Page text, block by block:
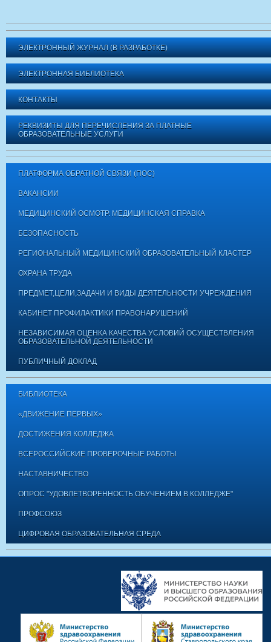
ЭЛЕКТРОННЫЙ ЖУРНАЛ (В РАЗРАБОТКЕ)
ЭЛЕКТРОННАЯ БИБЛИОТЕКА
КОНТАКТЫ
РЕКВИЗИТЫ ДЛЯ ПЕРЕЧИСЛЕНИЯ ЗА ПЛАТНЫЕ
ОБРАЗОВАТЕЛЬНЫЕ УСЛУГИ
ПЛАТФОРМА ОБРАТНОЙ СВЯЗИ (ПОС)
ВАКАНСИИ
МЕДИЦИНСКИЙ ОСМОТР. МЕДИЦИНСКАЯ СПРАВКА
БЕЗОПАСНОСТЬ
РЕГИОНАЛЬНЫЙ МЕДИЦИНСКИЙ ОБРАЗОВАТЕЛЬНЫЙ КЛАСТЕР
ОХРАНА ТРУДА
ПРЕДМЕТ,ЦЕЛИ,ЗАДАЧИ И ВИДЫ ДЕЯТЕЛЬНОСТИ УЧРЕЖДЕНИЯ
КАБИНЕТ ПРОФИЛАКТИКИ ПРАВОНАРУШЕНИЙ
НЕЗАВИСИМАЯ ОЦЕНКА КАЧЕСТВА УСЛОВИЙ ОСУЩЕСТВЛЕНИЯ
ОБРАЗОВАТЕЛЬНОЙ ДЕЯТЕЛЬНОСТИ
ПУБЛИЧНЫЙ ДОКЛАД
БИБЛИОТЕКА
«ДВИЖЕНИЕ ПЕРВЫХ»
ДОСТИЖЕНИЯ КОЛЛЕДЖА
ВСЕРОССИЙСКИЕ ПРОВЕРОЧНЫЕ РАБОТЫ
НАСТАВНИЧЕСТВО
ОПРОС "УДОВЛЕТВОРЕННОСТЬ ОБУЧЕНИЕМ В КОЛЛЕДЖЕ"
ПРОФСОЮЗ
ЦИФРОВАЯ ОБРАЗОВАТЕЛЬНАЯ СРЕДА